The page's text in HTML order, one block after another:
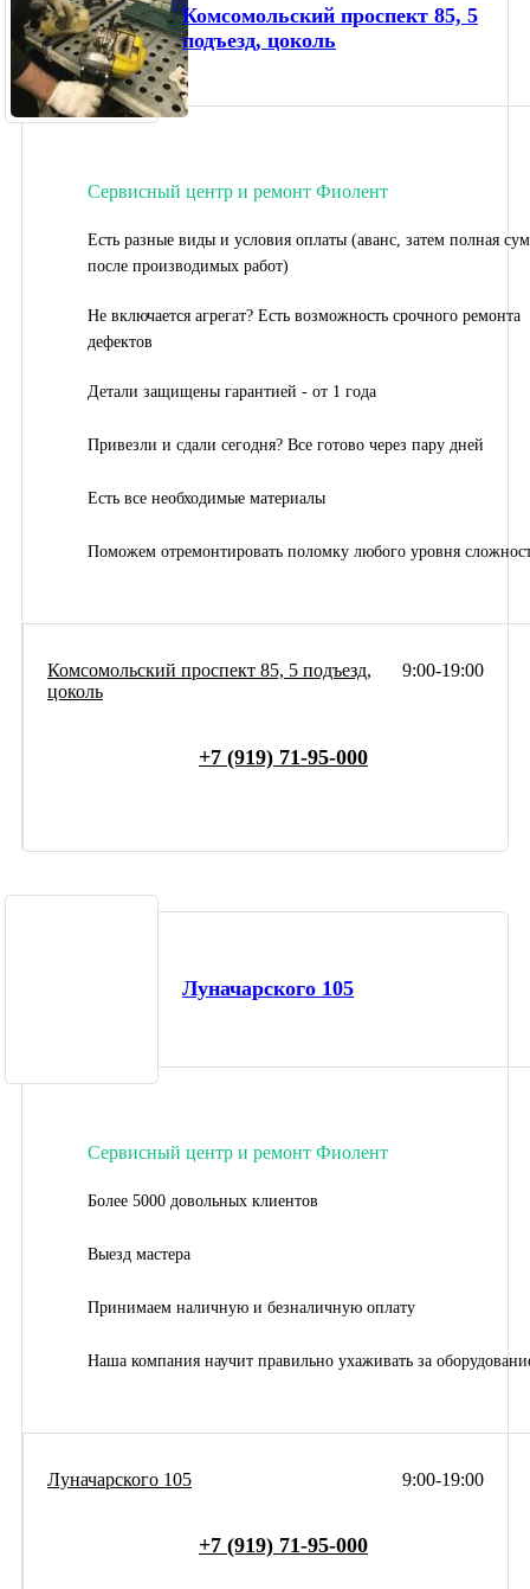
Комсомольский проспект 85, 5
подъезд, цоколь
Сервисный центр и ремонт Фиолент
Есть разные виды и условия оплаты (аванс, затем полная
после производимых работ)
Не включается агрегат? Есть возможность срочного ремонта
дефектов
Детали защищены гарантией - от 1 года
Привезли и сдали сегодня? Все готово через пару дней
Есть все необходимые материалы
Поможем отремонтировать поломку любого уровня
9:00-19:00
Комсомольский проспект 85, 5 подъезд,
цоколь
+7 (919) 71-95-000
Луначарского 105
Сервисный центр и ремонт Фиолент
Более 5000 довольных клиентов
Выезд мастера
Принимаем наличную и безналичную оплату
Наша компания научит правильно ухаживать за
9:00-19:00
Луначарского 105
+7 (919) 71-95-000